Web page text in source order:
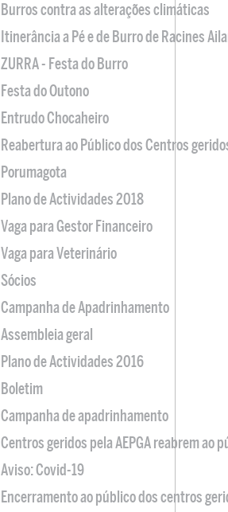
Burros contra as alterações climáticas
Itinerância a Pé e de Burro de Racines
ZURRA - Festa do Burro
Festa do Outono
Entrudo Chocaheiro
Reabertura ao Público dos Centros
Porumagota
Plano de Actividades 2018
Vaga para Gestor Financeiro
Vaga para Veterinário
Sócios
Campanha de Apadrinhamento
Assembleia geral
Plano de Actividades 2016
Boletim
Campanha de apadrinhamento
Centros geridos pela AEPGA reabrem ao
Aviso: Covid-19
Encerramento ao público dos centros